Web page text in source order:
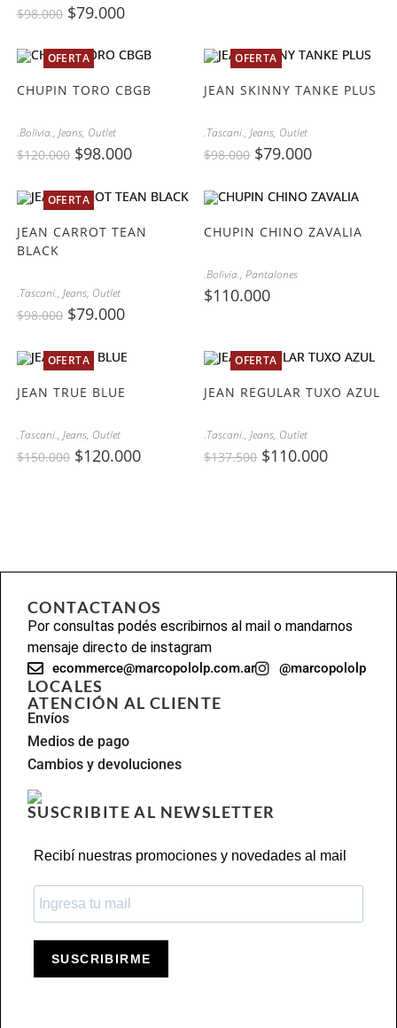
$98.000 $79.000
OFERTA
CHUPIN TORO CBGB
.Bolivia., Jeans, Outlet
$120.000 $98.000
OFERTA
JEAN SKINNY TANKE PLUS
.Tascani.,Jeans, Outlet
$98.000 $79.000
OFERTA
JEAN CARROT TEAN
BLACK
.Tascani., Jeans, Outlet
$98.000 $79.000
CHUPIN CHINO ZAVALIA
.Bolivia.,Pantalones
$110.000
OFERTA
JEAN TRUE BLUE
.Tascani., Jeans, Outlet
$150.000 $120.000
OFERTA
JEAN REGULAR TUXO AZUL
.Tascani.,Jeans, Outlet
$137.500 $110.000
CONTACTANOS
Por consultas podés escribirnos al mail o mandarnos
mensaje directo de instagram
ecommerce@marcopololp.com.ar @marcopololp
LOCALES
ATENCIÓN AL CLIENTE
Envíos
Medios de pago
Cambios y devoluciones
SUSCRIBITE AL NEWSLETTER
Recibí nuestras promociones y novedades al mail
SUSCRIBIRME